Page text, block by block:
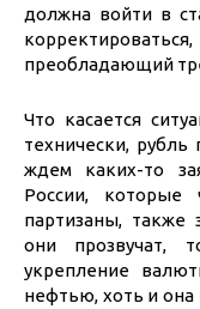
должна войти в
преобладающий
Что касается
технически,
ждем каких-то
России,
партизаны, также
они прозвучат,
укрепление
нефтью, хоть и